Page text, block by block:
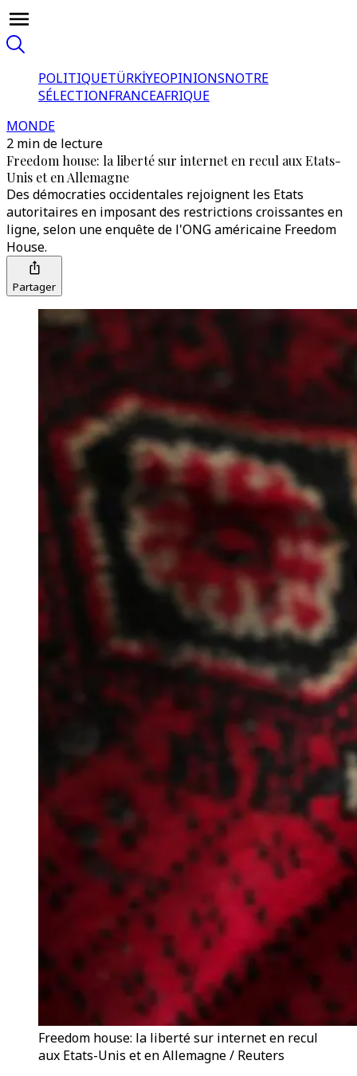
POLITIQUETÜRKİYEOPINIONSNOTRE
SÉLECTIONFRANCEAFRIQUE
MONDE
2 min de lecture
Freedom house: la liberté sur internet en recul aux Etats-
Unis et en Allemagne
Des démocraties occidentales rejoignent les Etats
autoritaires en imposant des restrictions croissantes en
ligne, selon une enquête de l'ONG américaine Freedom
House.
Partager
Freedom house: la liberté sur internet en recul
aux Etats-Unis et en Allemagne / Reuters